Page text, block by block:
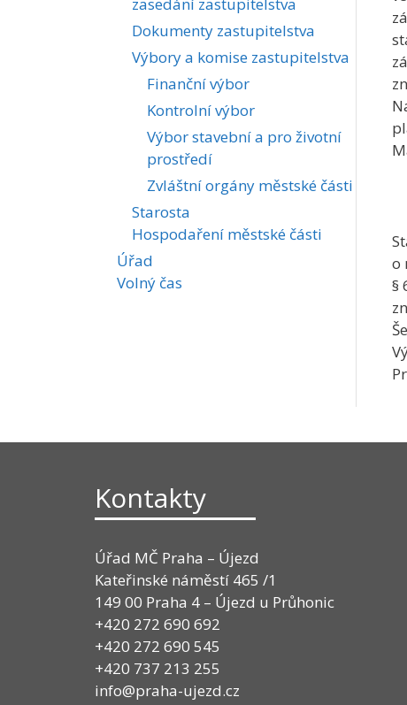
o
§
Dokumenty zastupitelstva
Výbory a komise zastupitelstva
Finanční výbor
Kontrolní výbor
Výbor stavební a pro životní
prostředí
Zvláštní orgány městské části
Starosta
Hospodaření městské části
Úřad
Volný čas
Kontakty
Úřad MČ Praha – Újezd
Kateřinské náměstí 465 /1
149 00 Praha 4 – Újezd u Průhonic
+420 272 690 692
+420 272 690 545
+420 737 213 255
info@praha-ujezd.cz